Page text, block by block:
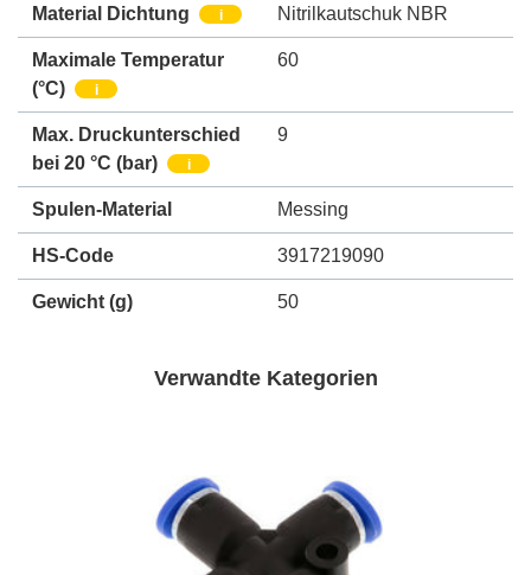
Material Dichtung i Nitrilkautschuk NBR
Maximale Temperatur
(°C)
i
60
Max. Druckunterschied
bei 20 °C (bar)
i
9
Spulen-Material Messing
HS-Code 3917219090
Gewicht (g) 50
Verwandte Kategorien